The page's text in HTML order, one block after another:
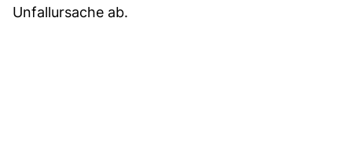
Unfallursache ab.